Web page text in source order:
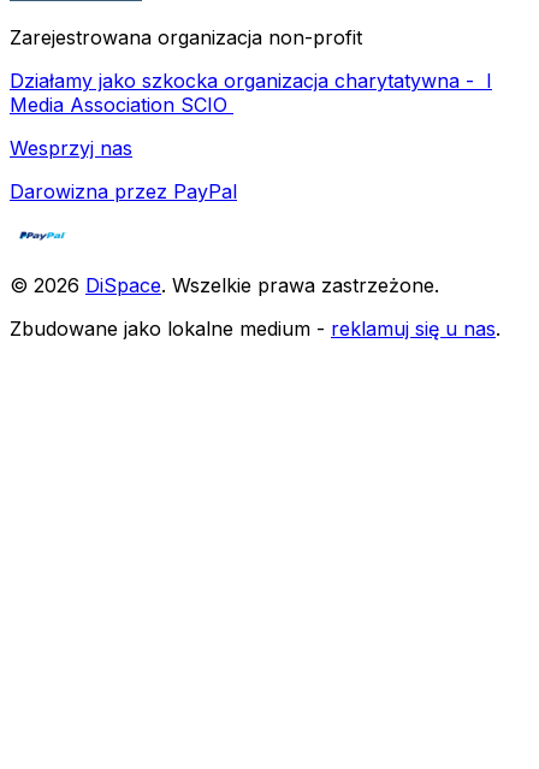
Zarejestrowana organizacja non-profit
Działamy jako szkocka organizacja charytatywna - I
Media Association SCIO
Wesprzyj nas
Darowizna przez PayPal
© 2026 DiSpace. Wszelkie prawa zastrzeżone.
Zbudowane jako lokalne medium - reklamuj się u nas.